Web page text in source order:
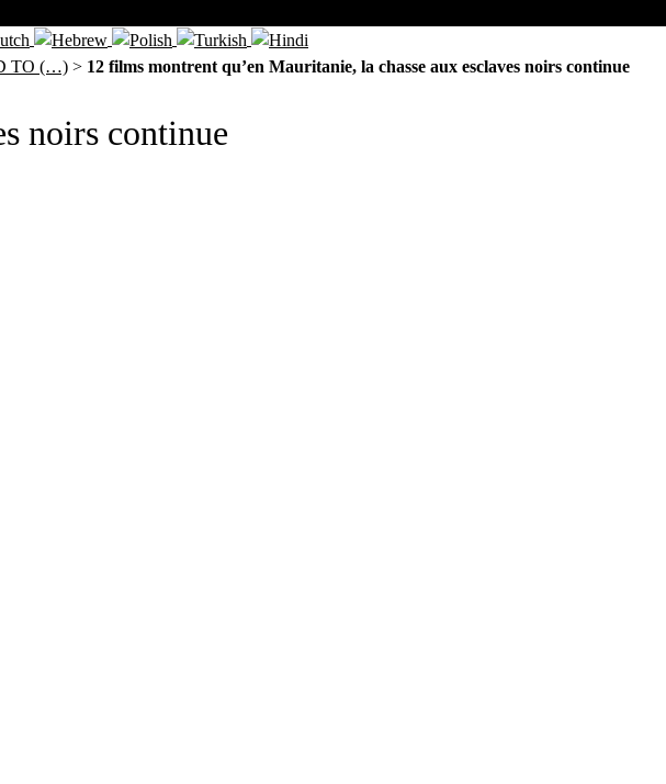
TO (…) > 12 films montrent qu’en Mauritanie, la chasse aux esclaves noirs continue
noirs continue